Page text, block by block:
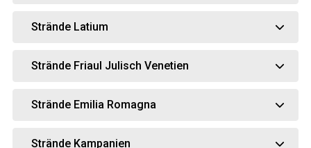
Strände Latium
Strände Friaul Julisch Venetien
Strände Emilia Romagna
Strände Kampanien